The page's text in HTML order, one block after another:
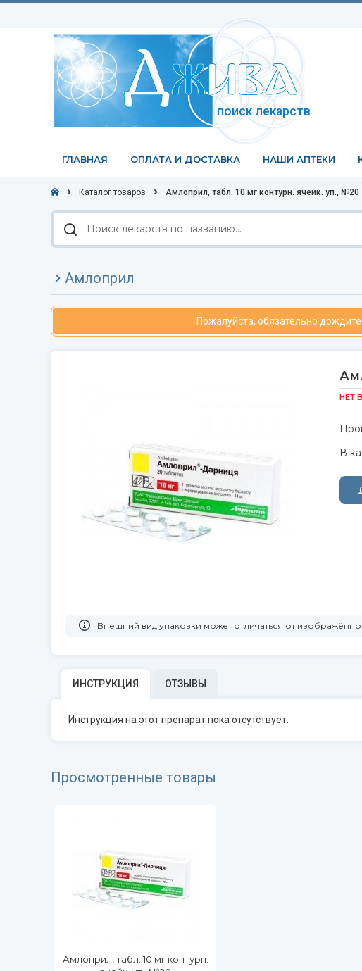
поиск лекарств
ГЛАВНАЯ ОПЛАТА И ДОСТАВКА НАШИ АПТЕКИ
Каталог товаров Амлоприл, табл. 10 мг контурн. ячейк. уп., №20
Поиск
лекарств
по
Амлоприл
Пожалуйста, обязательно
НЕТ
В
Bнешний вид упаковки может отличаться от
ИНСТРУКЦИЯ ОТЗЫВЫ
Инструкция на этот препарат пока отсутствует.
Просмотренные товары
Амлоприл, табл. 10 мг контурн.